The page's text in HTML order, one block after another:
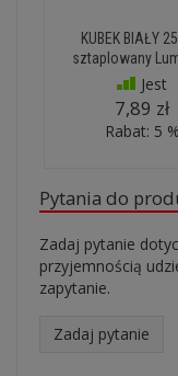
KUBEK BIAŁY
sztaplowany
Jest
7,89 zł
Rabat: 5 %
Pytania do
Zadaj pytanie
przyjemnością
zapytanie.
Zadaj pytanie